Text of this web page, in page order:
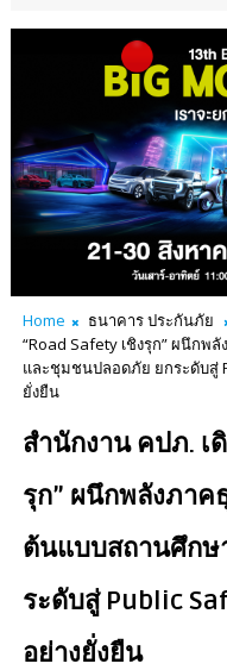
Home ธนาคาร ประกันภัย
“Road Safety เชิงรุก” ผนึก
และชุมชนปลอดภัย ยกระดับสู่
ยั่งยืน
สำนักงาน คปภ. เ
รุก” ผนึกพลังภา
ต้นแบบสถานศึก
ระดับสู่ Public
อย่างยั่งยืน